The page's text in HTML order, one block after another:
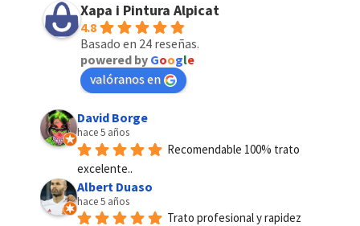
Xapa i Pintura Alpicat
4.8
Basado en 24 reseñas.
powered by Google
valóranos en
David Borge
hace 5 años
Recomendable 100% trato
excelente..
Albert Duaso
hace 5 años
Trato profesional y rapidez